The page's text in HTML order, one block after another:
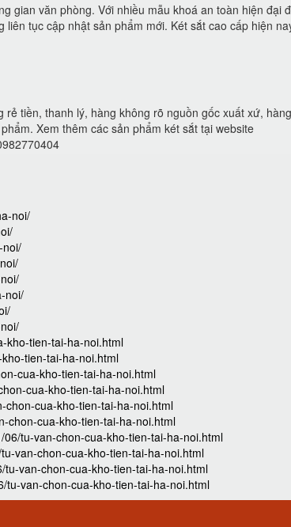
gian văn phòng. Với nhiều mẫu khoá an toàn hiện đại
tục cập nhật sản phẩm mới. Két sắt cao cấp hiện
tiền, thanh lý, hàng không rõ nguồn gốc xuất xứ,
Xem thêm các sản phẩm két sắt tại website
noi/
noi/
noi/
kho-tien-tai-ha-noi.html
tien-tai-ha-noi.html
cua-kho-tien-tai-ha-noi.html
cua-kho-tien-tai-ha-noi.html
chon-cua-kho-tien-tai-ha-noi.html
chon-cua-kho-tien-tai-ha-noi.html
tu-van-chon-cua-kho-tien-tai-ha-noi.html
van-chon-cua-kho-tien-tai-ha-noi.html
van-chon-cua-kho-tien-tai-ha-noi.html
tu-van-chon-cua-kho-tien-tai-ha-noi.html